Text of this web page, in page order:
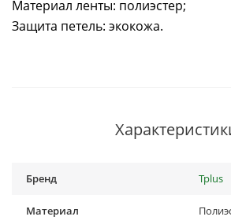
Материал ленты: полиэстер;
Защита петель: экокожа.
Бренд Tplus
Материал